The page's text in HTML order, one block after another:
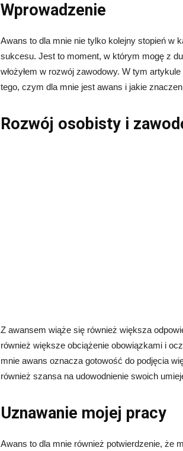
Wprowadzenie
Awans to dla mnie nie tylko kolejny stopień w
sukcesu. Jest to moment, w którym mogę z
włożyłem w rozwój zawodowy. W tym
tego, czym dla mnie jest awans i jakie
Rozwój osobisty i
Z awansem wiąże się również większa
również większe obciążenie obowiązkami i
mnie awans oznacza gotowość do podjęcia
również szansa na udowodnienie swoich
Uznawanie mojej pracy
Awans to dla mnie również potwierdzenie, że